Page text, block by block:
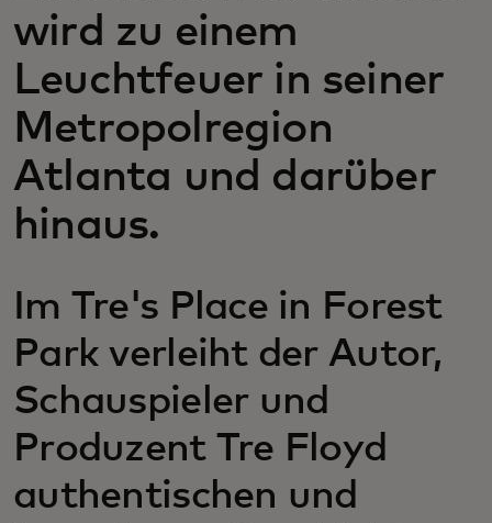
Für Innovatoren
Neuigkeiten und Trends
wird zu einem
Leuchtfeuer in seiner
Metropolregion
Atlanta und darüber
hinaus.
Im Tre's Place in Forest
Park verleiht der Autor,
Schauspieler und
Produzent Tre Floyd
authentischen und